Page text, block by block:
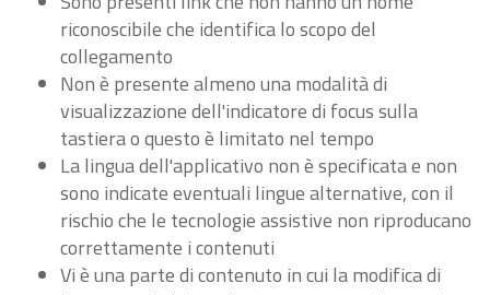
riconoscibile che identifica lo scopo del
collegamento
Non è presente almeno una modalità di
visualizzazione dell'indicatore di focus sulla
tastiera o questo è limitato nel tempo
La lingua dell'applicativo non è specificata e non
sono indicate eventuali lingue alternative, con il
rischio che le tecnologie assistive non riproducano
correttamente i contenuti
Vi è una parte di contenuto in cui la modifica di